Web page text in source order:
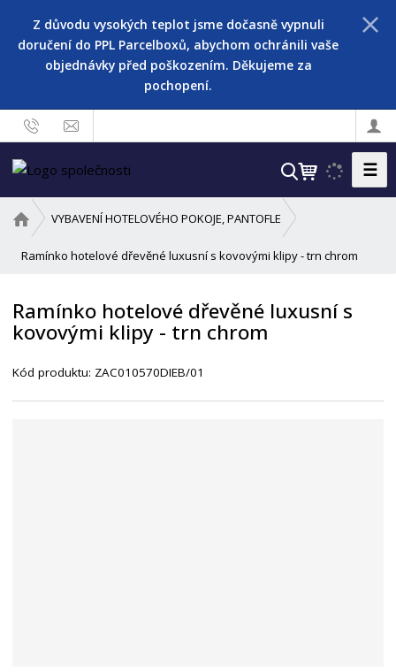
Z důvodu vysokých teplot jsme dočasně vypnuli
doručení do PPL Parcelboxů, abychom ochránili vaše
objednávky před poškozením. Děkujeme za
pochopení.
V
e
t
☰
v
o
í
s
r
VYBAVENÍ HOTELOVÉHO POKOJE, PANTOFLE
Ramínko hotelové dřevěné luxusní s kovovými klipy - trn chrom
Ramínko hotelové dřevěné luxusní s
kovovými klipy - trn chrom
Kód produktu: ZAC010570DIEB/01